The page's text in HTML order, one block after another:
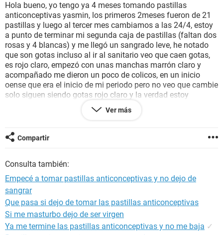
BIENESTAR
SEXUALIDAD
GLOSARIO
Hola bueno, yo tengo ya 4 meses tomando pastillas
anticonceptivas yasmin, los primeros 2meses fueron de 21
pastillas y luego al tercer mes cambiamos a las 24/4, estoy
a punto de terminar mi segunda caja de pastillas (faltan dos
rosas y 4 blancas) y me llegó un sangrado leve, he notado
que son gotas incluso al ir al sanitario veo que caen gotas,
es rojo claro, empezó con unas manchas marrón claro y
acompañado me dieron un poco de colicos, en un inicio
oense que era el inicio de mi periodo pero no veo que cambie
solo siguen siendo gotas rojo claro y la verdad estoy
bastante nerviosa, podría ser embarazo?
se me ha pasado a lo largo de los 4 meses ninguna de ellas,
a excepción de algunas horas (max 4horas después y al leer
no sean mas de 12 horas de olvido no hay gran riesgo) no
he dejado pasar ningún día sin tomarlas, he leído que
pudiera ser normal y que el sangrado se detendría al seguir
tomando las pastillas con normalidad, pero quisiera una
opinión mas apegada a mi caso en particular..
Me urge bastante, espero su pronta respuesta! Gracias!!
Ver más
Compartir
Consulta también:
Empecé a tomar pastillas anticonceptivas y no dejo de
sangrar
Que pasa si dejo de tomar las pastillas anticonceptivas
Si me masturbo dejo de ser virgen
Ya me termine las pastillas anticonceptivas y no me baja ✓